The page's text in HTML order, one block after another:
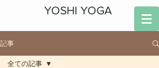
YOSHI YOGA
記事
全ての記事